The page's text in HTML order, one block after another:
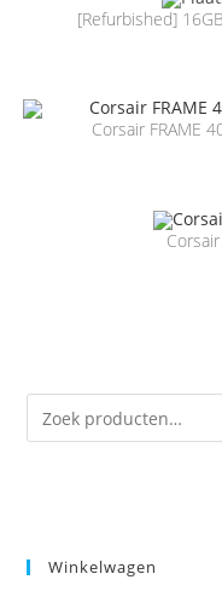
[Refurbished]
Corsair FRAME
Winkelwagen